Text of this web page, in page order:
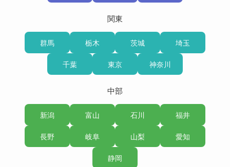
関東
群馬 栃木 茨城 埼玉
千葉 東京 神奈川
中部
新潟 富山 石川 福井
長野 岐阜 山梨 愛知
静岡